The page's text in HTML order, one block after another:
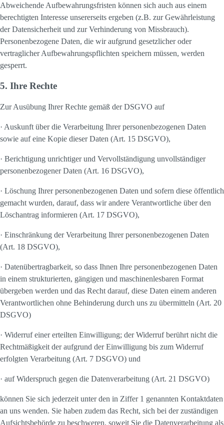
Abweichende Aufbewahrungsfristen können sich auch aus einem
berechtigten Interesse unsererseits ergeben (z.B. zur Gewährleistung
der Datensicherheit und zur Verhinderung von Missbrauch).
Personenbezogene Daten, die wir aufgrund gesetzlicher oder
vertraglicher Aufbewahrungspflichten speichern müssen, werden
gesperrt.
5. Ihre Rechte
Zur Ausübung Ihrer Rechte gemäß der DSGVO auf
· Auskunft über die Verarbeitung Ihrer personenbezogenen Daten
sowie auf eine Kopie dieser Daten (Art. 15 DSGVO),
· Berichtigung unrichtiger und Vervollständigung unvollständiger
personenbezogener Daten (Art. 16 DSGVO),
· Löschung Ihrer personenbezogenen Daten und sofern diese öffentlich
gemacht wurden, darauf, dass wir andere Verantwortliche über den
Löschantrag informieren (Art. 17 DSGVO),
· Einschränkung der Verarbeitung Ihrer personenbezogenen Daten
(Art. 18 DSGVO),
· Datenübertragbarkeit, so dass Ihnen Ihre personenbezogenen Daten
in einem strukturierten, gängigen und maschinenlesbaren Format
übergeben werden und das Recht darauf, diese Daten einem anderen
Verantwortlichen ohne Behinderung durch uns zu übermitteln (Art. 20
DSGVO)
· Widerruf einer erteilten Einwilligung; der Widerruf berührt nicht die
Rechtmäßigkeit der aufgrund der Einwilligung bis zum Widerruf
erfolgten Verarbeitung (Art. 7 DSGVO) und
· auf Widerspruch gegen die Datenverarbeitung (Art. 21 DSGVO)
können Sie sich jederzeit unter den in Ziffer 1 genannten Kontaktdaten
an uns wenden. Sie haben zudem das Recht, sich bei der zuständigen
Aufsichtsbehörde zu beschweren, soweit Sie die Datenverarbeitung als